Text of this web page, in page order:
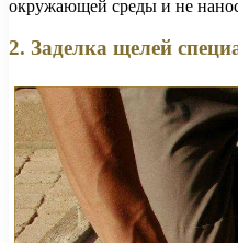
окружающей среды и не
2. Заделка щелей